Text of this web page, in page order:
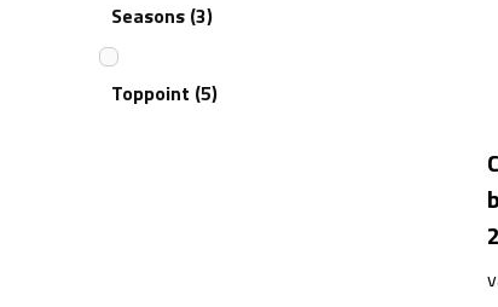
Seasons (3)
Toppoint (5)